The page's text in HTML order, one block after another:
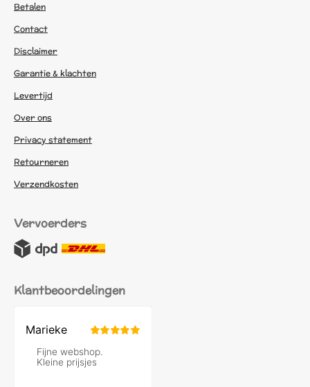
Betalen
Contact
Disclaimer
Garantie & klachten
Levertijd
Over ons
Privacy statement
Retourneren
Verzendkosten
Vervoerders
Klantbeoordelingen